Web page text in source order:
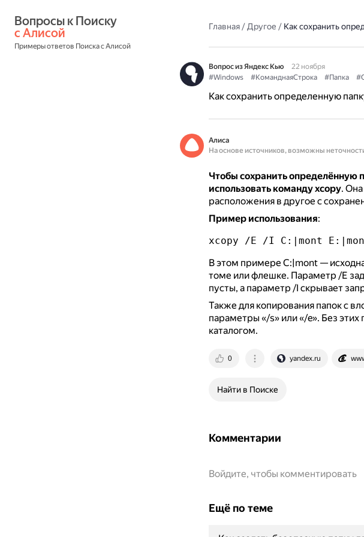
с Алисой
Примеры ответов Поиска с Алисой
Главная/Другое / Как сохранить
Вопрос из Яндекс Кью
22 ноября
#Windows
#КоманднаяСтрока #Папка
Как сохранить определенную
Алиса
На основе источников, возможны
Чтобы сохранить определённую
использовать команду xcopy. Она
расположения в другое с
Пример использования:
xcopy /E /I C:|mont
В этом примере C:|mont —
томе или флешке. Параметр /E
пусты, а параметр /I скрывает
Также для копирования папок с
параметры «/s» или «/e». Без этих
каталогом.
0 yandex.ru
Найти в Поиске
Комментарии
Войдите, чтобы комментировать
Ещё по теме